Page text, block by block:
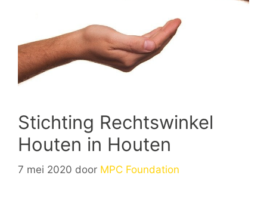
Stichting Rechtswinkel
Houten in Houten
7 mei 2020 door MPC Foundation